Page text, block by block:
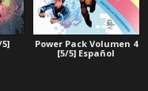
Power Pack Volumen 4
[5/5] Español